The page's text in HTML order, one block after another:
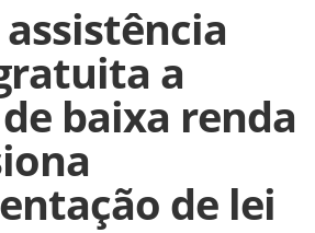
a
baixa renda
de lei